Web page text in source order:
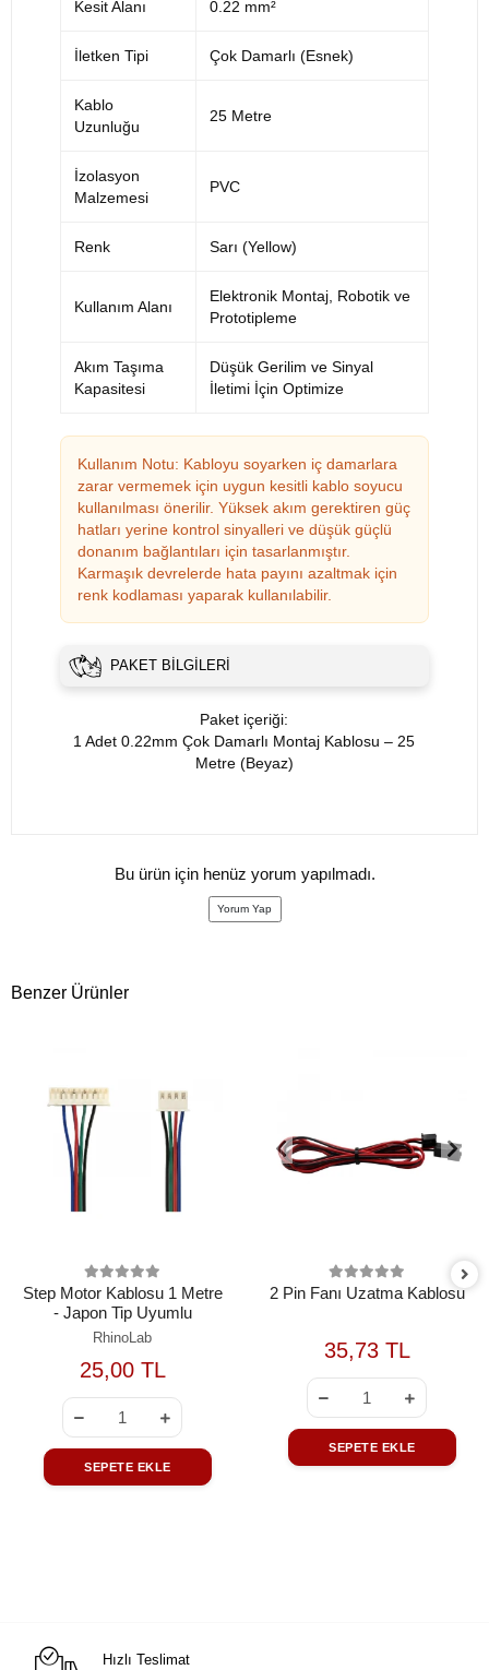
Kesit Alanı 0.22 mm²
İletken Tipi Çok Damarlı (Esnek)
Kablo
Uzunluğu
25 Metre
İzolasyon
Malzemesi
PVC
Renk Sarı (Yellow)
Kullanım Alanı
Elektronik Montaj, Robotik ve
Prototipleme
Akım Taşıma
Kapasitesi
Düşük Gerilim ve Sinyal
İletimi İçin Optimize
Kullanım Notu: Kabloyu soyarken iç damarlara
zarar vermemek için uygun kesitli kablo soyucu
kullanılması önerilir. Yüksek akım gerektiren güç
hatları yerine kontrol sinyalleri ve düşük güçlü
donanım bağlantıları için tasarlanmıştır.
Karmaşık devrelerde hata payını azaltmak için
renk kodlaması yaparak kullanılabilir.
PAKET BILGILERI
Paket içeriği:
1 Adet 0.22mm Çok Damarlı Montaj Kablosu – 25
Metre (Beyaz)
Bu ürün için henüz yorum yapılmadı.
Yorum Yap
Benzer Ürünler
Step Motor Kablosu 1 Metre
- Japon Tip Uyumlu
RhinoLab
25,00 TL
SEPETE EKLE
2 Pin Fanı Uzatma Kablosu
35,73 TL
SEPETE EKLE
Hızlı Teslimat